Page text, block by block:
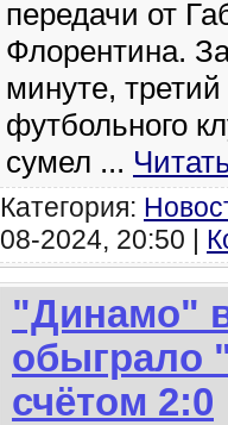
передачи от
Флорентина.
минуте,
футбольного
сумел ...
Категория:
08-2024, 20:50 |
"Динамо"
обыграло
счётом 2:0